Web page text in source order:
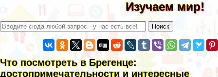
Изучаем мир!
Что посмотреть в Брегенце:
достопримечательности и интересные